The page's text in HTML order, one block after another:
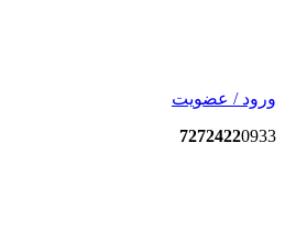
ورود / عضویت
72724220933